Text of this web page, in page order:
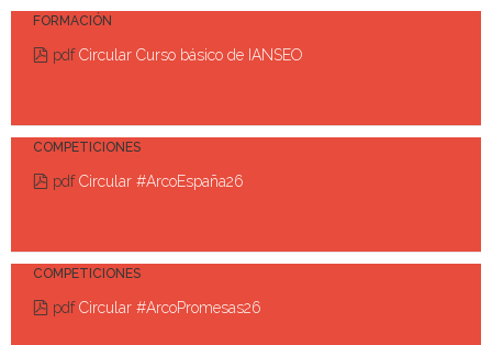
FORMACIÓN
pdf Circular Curso básico de IANSEO
COMPETICIONES
pdf Circular #ArcoEspaña26
COMPETICIONES
pdf Circular #ArcoPromesas26